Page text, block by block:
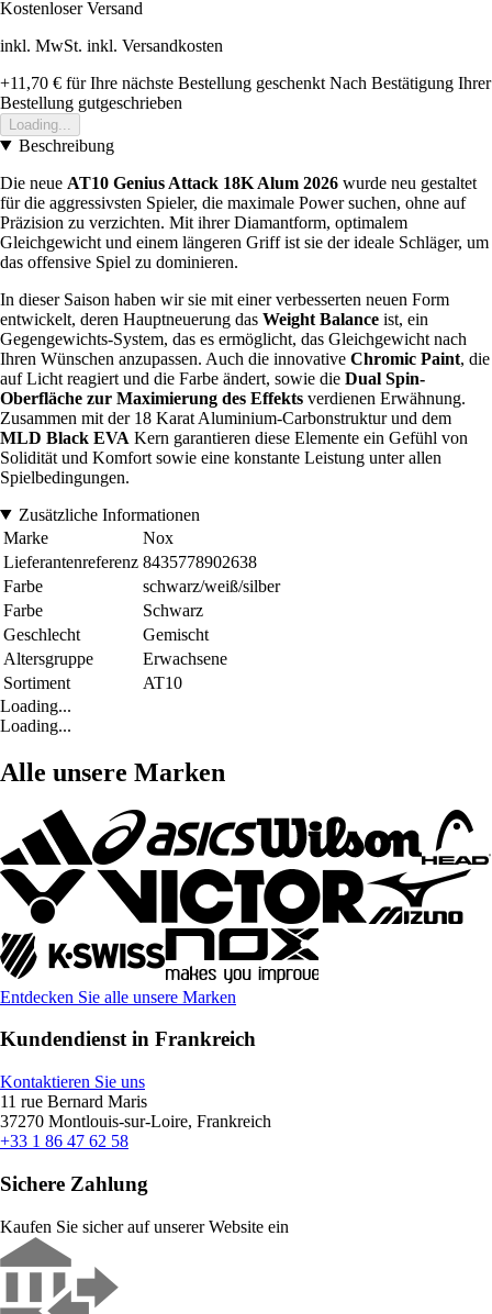
Kostenloser Versand
inkl. MwSt. inkl. Versandkosten
+11,70 € für Ihre nächste Bestellung geschenkt Nach Bestätigung Ihrer
Bestellung gutgeschrieben
Loading...
Beschreibung
Die neue AT10 Genius Attack 18K Alum 2026 wurde neu gestaltet
für die aggressivsten Spieler, die maximale Power suchen, ohne auf
Präzision zu verzichten. Mit ihrer Diamantform, optimalem
Gleichgewicht und einem längeren Griff ist sie der ideale Schläger, um
das offensive Spiel zu dominieren.
In dieser Saison haben wir sie mit einer verbesserten neuen Form
entwickelt, deren Hauptneuerung das Weight Balance ist, ein
Gegengewichts-System, das es ermöglicht, das Gleichgewicht nach
Ihren Wünschen anzupassen. Auch die innovative Chromic Paint, die
auf Licht reagiert und die Farbe ändert, sowie die Dual Spin-
Oberfläche zur Maximierung des Effekts verdienen Erwähnung.
Zusammen mit der 18 Karat Aluminium-Carbonstruktur und dem
MLD Black EVA Kern garantieren diese Elemente ein Gefühl von
Solidität und Komfort sowie eine konstante Leistung unter allen
Spielbedingungen.
Zusätzliche Informationen
Marke
Nox
Lieferantenreferenz 8435778902638
Farbe
schwarz/weiß/silber
Farbe
Schwarz
Geschlecht
Gemischt
Altersgruppe
Erwachsene
Sortiment
AT10
Loading...
Loading...
Alle unsere Marken
Entdecken Sie alle unsere Marken
Kundendienst in Frankreich
Kontaktieren Sie uns
11 rue Bernard Maris
37270 Montlouis-sur-Loire, Frankreich
+33 1 86 47 62 58
Sichere Zahlung
Kaufen Sie sicher auf unserer Website ein